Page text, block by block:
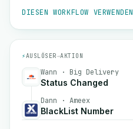
DIESEN WORKFLOW VERWENDEN
⚡AUSLÖSER→AKTION
Wann · Big Delivery
Status Changed
Dann · Ameex
BlackList Number